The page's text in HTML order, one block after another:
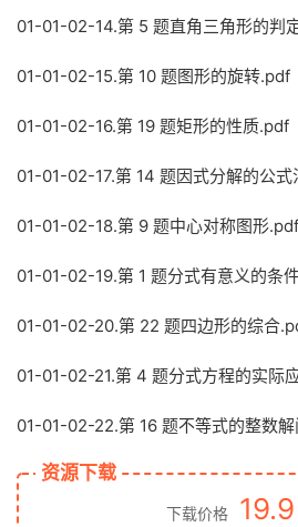
01-01-02-14.第 5 题直角三角形的判
01-01-02-15.第 10 题图形的旋转.pdf
01-01-02-16.第 19 题矩形的性质.pdf
01-01-02-17.第 14 题因式分解的公
01-01-02-18.第 9 题中心对称图形.pdf
01-01-02-19.第 1 题分式有意义的条
01-01-02-20.第 22 题四边形的综合
01-01-02-21.第 4 题分式方程的实际
01-01-02-22.第 16 题不等式的整数
资源下载
下载价格 19.9